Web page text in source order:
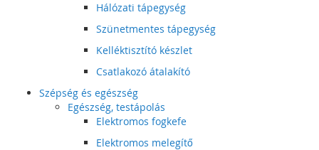
Hálózati tápegység
Szünetmentes tápegység
Kelléktisztító készlet
Csatlakozó átalakító
Szépség és egészség
Egészség, testápolás
Elektromos fogkefe
Elektromos melegítő